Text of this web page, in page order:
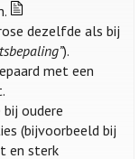
dezelfde als bij
).
met een
oudere
(bijvoorbeeld bij
en sterk